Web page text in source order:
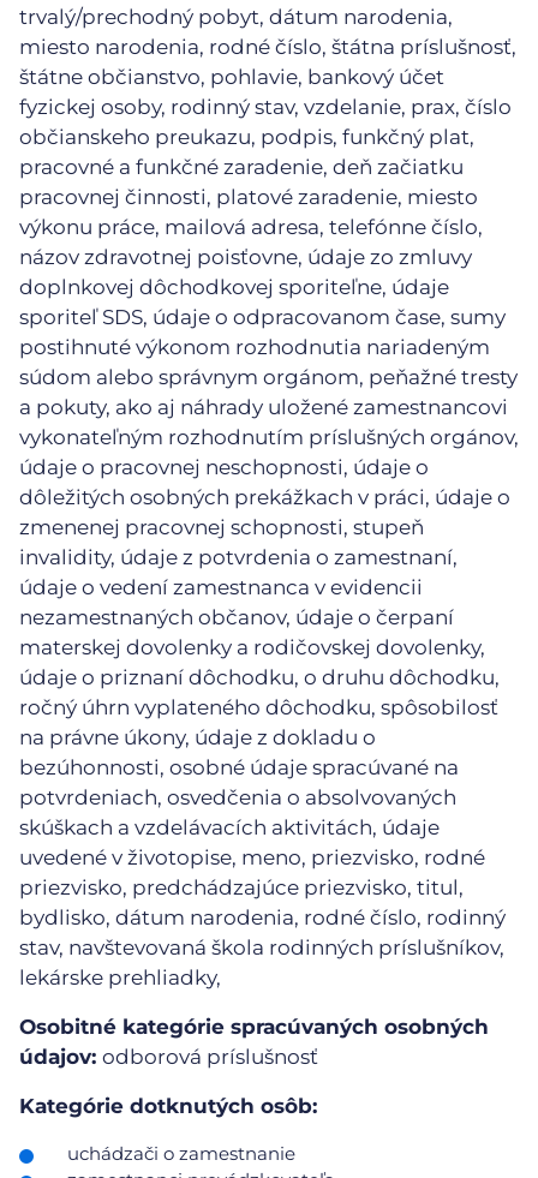
trvalý/prechodný pobyt, dátum narodenia,
miesto narodenia, rodné číslo, štátna príslušnosť,
štátne občianstvo, pohlavie, bankový účet
fyzickej osoby, rodinný stav, vzdelanie, prax, číslo
občianskeho preukazu, podpis, funkčný plat,
pracovné a funkčné zaradenie, deň začiatku
pracovnej činnosti, platové zaradenie, miesto
výkonu práce, mailová adresa, telefónne číslo,
názov zdravotnej poisťovne, údaje zo zmluvy
doplnkovej dôchodkovej sporiteľne, údaje
sporiteľ SDS, údaje o odpracovanom čase, sumy
postihnuté výkonom rozhodnutia nariadeným
súdom alebo správnym orgánom, peňažné tresty
a pokuty, ako aj náhrady uložené zamestnancovi
vykonateľným rozhodnutím príslušných orgánov,
údaje o pracovnej neschopnosti, údaje o
dôležitých osobných prekážkach v práci, údaje o
zmenenej pracovnej schopnosti, stupeň
invalidity, údaje z potvrdenia o zamestnaní,
údaje o vedení zamestnanca v evidencii
nezamestnaných občanov, údaje o čerpaní
materskej dovolenky a rodičovskej dovolenky,
údaje o priznaní dôchodku, o druhu dôchodku,
ročný úhrn vyplateného dôchodku, spôsobilosť
na právne úkony, údaje z dokladu o
bezúhonnosti, osobné údaje spracúvané na
potvrdeniach, osvedčenia o absolvovaných
skúškach a vzdelávacích aktivitách, údaje
uvedené v životopise, meno, priezvisko, rodné
priezvisko, predchádzajúce priezvisko, titul,
bydlisko, dátum narodenia, rodné číslo, rodinný
stav, navštevovaná škola rodinných príslušníkov,
lekárske prehliadky,
Osobitné kategórie spracúvaných osobných
údajov: odborová príslušnosť
Kategórie dotknutých osôb:
uchádzači o zamestnanie